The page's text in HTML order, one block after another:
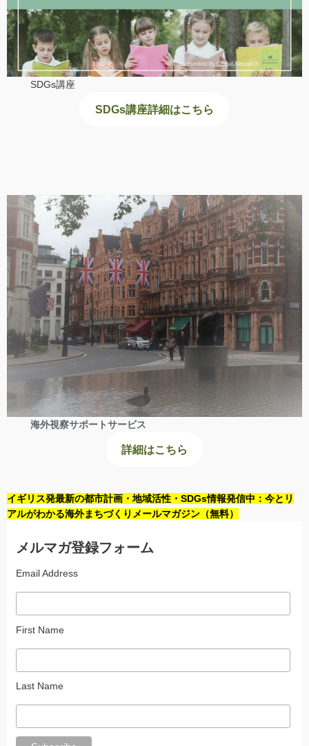
SDGs講座
SDGs講座詳細はこちら
海外視察サポートサービス
詳細はこちら
イギリス発最新の都市計画・地域活性・SDGs情報発信中：今とリ
アルがわかる海外まちづくりメールマガジン（無料）
メルマガ登録フォーム
Email Address
First Name
Last Name